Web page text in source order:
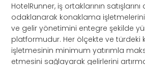
HotelRunner, iş ortaklarının
odaklanarak konaklama
ve gelir yönetimini entegre şekilde
platformudur. Her ölçekte ve türdeki
işletmesinin minimum yatırımla
etmesini sağlayarak gelirlerini